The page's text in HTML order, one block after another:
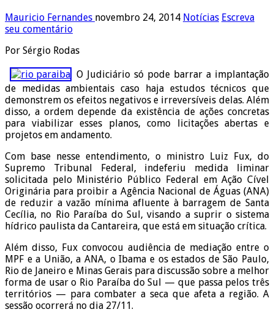
Mauricio Fernandes novembro 24, 2014 Notícias Escreva
seu comentário
Por Sérgio Rodas
O Judiciário só pode barrar a implantação
de medidas ambientais caso haja estudos técnicos que
demonstrem os efeitos negativos e irreversíveis delas. Além
disso, a ordem depende da existência de ações concretas
para viabilizar esses planos, como licitações abertas e
projetos em andamento.
Com base nesse entendimento, o ministro Luiz Fux, do
Supremo Tribunal Federal, indeferiu medida liminar
solicitada pelo Ministério Público Federal em Ação Cível
Originária para proibir a Agência Nacional de Águas (ANA)
de reduzir a vazão mínima afluente à barragem de Santa
Cecília, no Rio Paraíba do Sul, visando a suprir o sistema
hídrico paulista da Cantareira, que está em situação crítica.
Além disso, Fux convocou audiência de mediação entre o
MPF e a União, a ANA, o Ibama e os estados de São Paulo,
Rio de Janeiro e Minas Gerais para discussão sobre a melhor
forma de usar o Rio Paraíba do Sul — que passa pelos três
territórios — para combater a seca que afeta a região. A
sessão ocorrerá no dia 27/11.